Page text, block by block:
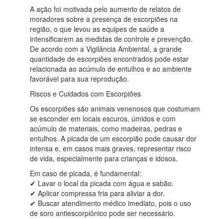
A ação foi motivada pelo aumento de relatos de
moradores sobre a presença de escorpiões na
região, o que levou as equipes de saúde a
intensificarem as medidas de controle e prevenção.
De acordo com a Vigilância Ambiental, a grande
quantidade de escorpiões encontrados pode estar
relacionada ao acúmulo de entulhos e ao ambiente
favorável para sua reprodução.
Riscos e Cuidados com Escorpiões
Os escorpiões são animais venenosos que costumam
se esconder em locais escuros, úmidos e com
acúmulo de materiais, como madeiras, pedras e
entulhos. A picada de um escorpião pode causar dor
intensa e, em casos mais graves, representar risco
de vida, especialmente para crianças e idosos.
Em caso de picada, é fundamental:
✔ Lavar o local da picada com água e sabão.
✔ Aplicar compressa fria para aliviar a dor.
✔ Buscar atendimento médico imediato, pois o uso
de soro antiescorpiônico pode ser necessário.